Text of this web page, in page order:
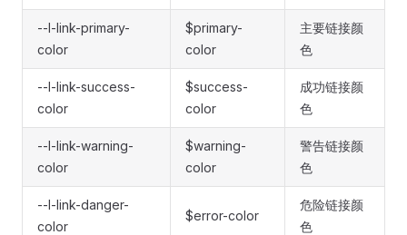
--l-link-primary-
color
$primary-
color
主要链接颜
色
--l-link-success-
color
$success-
color
成功链接颜
色
--l-link-warning-
color
$warning-
color
警告链接颜
色
--l-link-danger-
color
$error-color
危险链接颜
色